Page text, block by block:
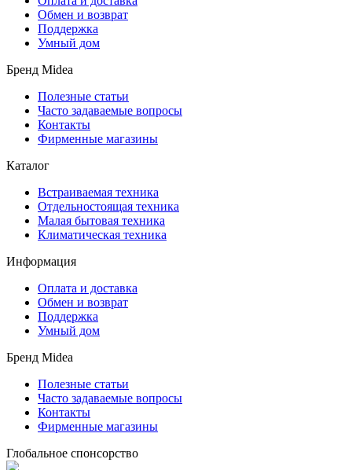
Обмен и возврат
Поддержка
Умный дом
Бренд Midea
Полезные статьи
Часто задаваемые вопросы
Контакты
Фирменные магазины
Каталог
Встраиваемая техника
Отдельностоящая техника
Малая бытовая техника
Климатическая техника
Информация
Оплата и доставка
Обмен и возврат
Поддержка
Умный дом
Бренд Midea
Полезные статьи
Часто задаваемые вопросы
Контакты
Фирменные магазины
Глобальное спонсорство